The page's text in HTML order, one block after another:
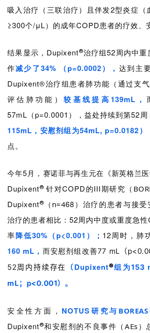
首
页
讯
视
频
区
精
B
吸入治疗（三联治疗）且伴发2型炎症（
≥300个/μL）的成年COPD患者的疗效、
结果显示， Dupixent®治疗组52周内中
作减少了34% （p=0.0002）， 达到主
Dupixent®治疗组患者肺功能（通过支
评估肺功能）较基线提高139mL，
57mL（p=0.0001），益处持续到第52周
115mL，安慰剂组为54mL, p=0.0182）
点。
今年5月， 赛诺菲与再生元在《新英格兰
Dupixent® 针对COPD的III期研究（
Dupixent® （n=468）治疗的患者与接受
治疗的患者相比：52周内中度或重度急
率降低30%（p<0.001）； 12周时，肺
160 mL， 而安慰剂组改善77 mL（
52周内持续存在
（ Dupixent®组为153
mL；p<0.001）。
安全性方面， NOTUS研究与
Dupixent®和安慰剂的不良事件（AEs）